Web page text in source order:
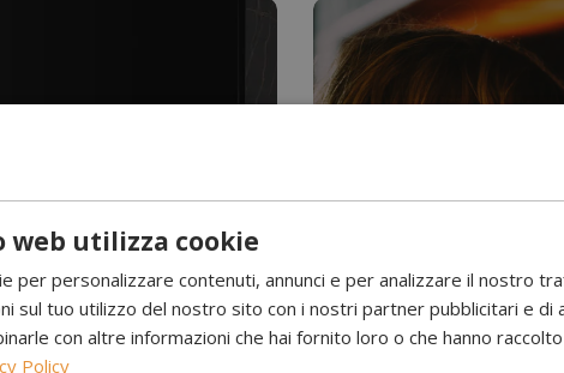
Camini a
web utilizza cookie
per personalizzare contenuti, annunci e per analizzare il nostro
sul tuo utilizzo del nostro sito con i nostri partner pubblicitari e di
con altre informazioni che hai fornito loro o che hanno
Policy